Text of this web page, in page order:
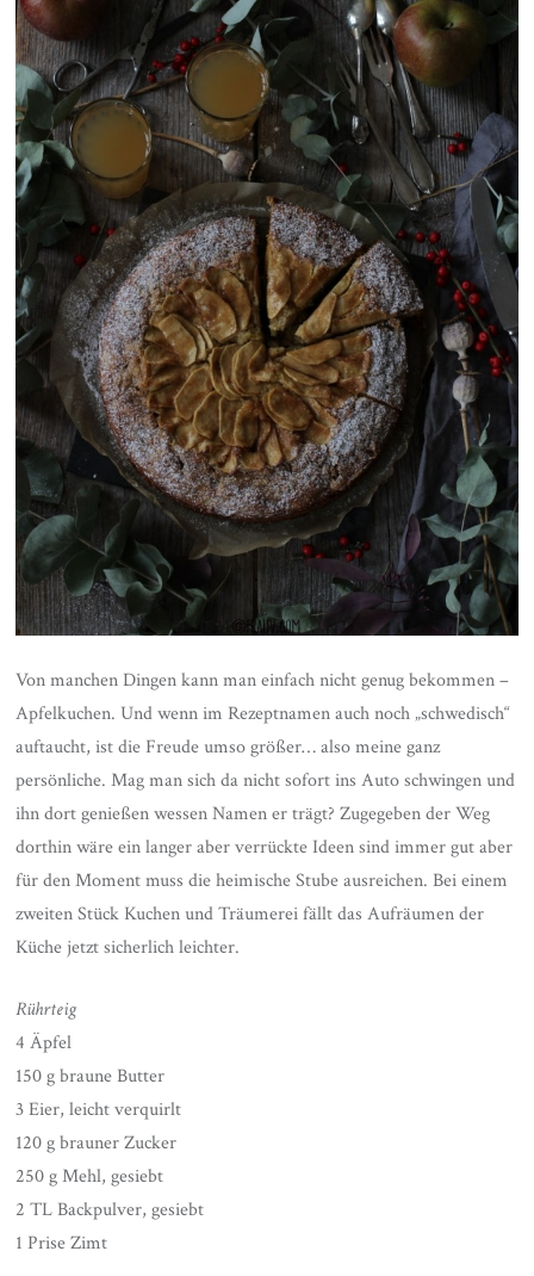
Von manchen Dingen kann man einfach nicht genug bekommen –
Apfelkuchen. Und wenn im Rezeptnamen auch noch „schwedisch“
auftaucht, ist die Freude umso größer… also meine ganz
persönliche. Mag man sich da nicht sofort ins Auto schwingen und
ihn dort genießen wessen Namen er trägt? Zugegeben der Weg
dorthin wäre ein langer aber verrückte Ideen sind immer gut aber
für den Moment muss die heimische Stube ausreichen. Bei einem
zweiten Stück Kuchen und Träumerei fällt das Aufräumen der
Küche jetzt sicherlich leichter.
Rührteig
4 Äpfel
150 g braune Butter
3 Eier, leicht verquirlt
120 g brauner Zucker
250 g Mehl, gesiebt
2 TL Backpulver, gesiebt
1 Prise Zimt